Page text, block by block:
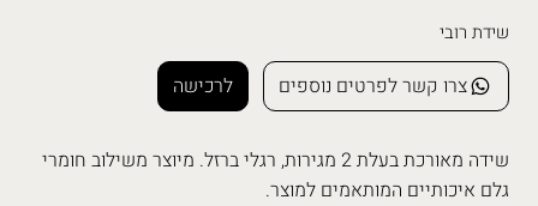
שידת רובי
לרכישה צרו קשר לפרטים נוספים
שידה מאורכת בעלת 2 מגירות, רגלי ברזל. מיוצר משילוב חומרי
גלם איכותיים המותאמים למוצר.